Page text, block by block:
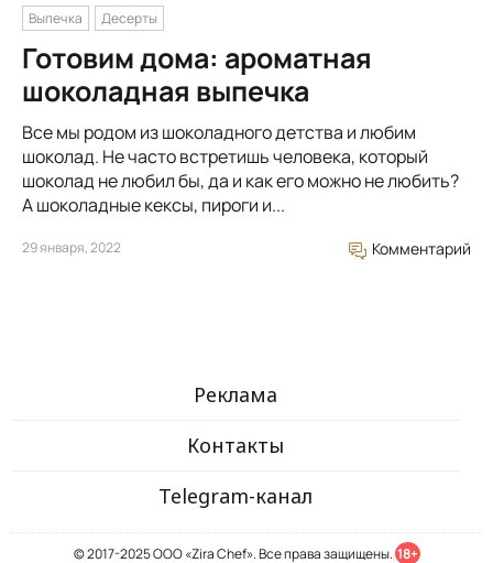
Выпечка Десерты
Готовим дома: ароматная
шоколадная выпечка
Все мы родом из шоколадного детства и любим
шоколад. Не часто встретишь человека, который
шоколад не любил бы, да и как его можно не любить?
А шоколадные кексы, пироги и...
29 января, 2022 Комментарий
Реклама
Контакты
Telegram-канал
© 2017-2025 ООО «Zira Chef». Все права защищены. 18+